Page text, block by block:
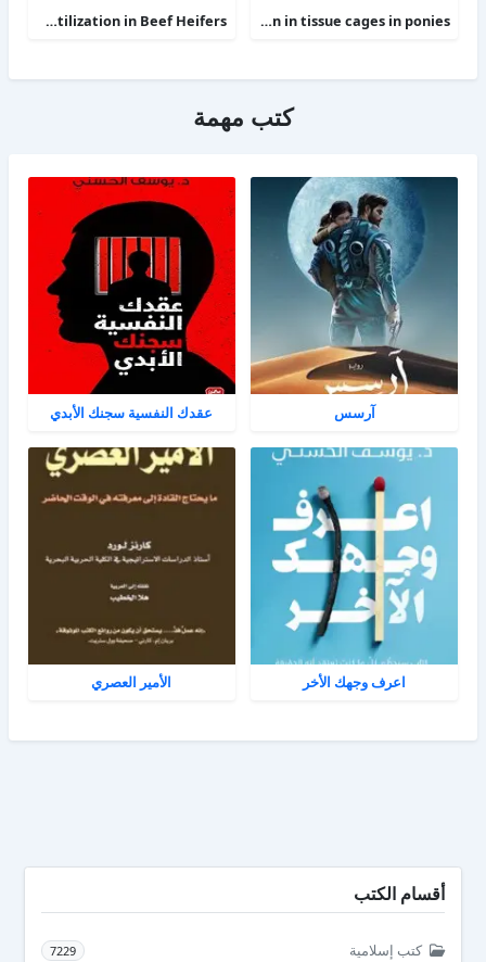
Clinical efficacy of intravenous administration of marbofloxacin in a Staphylococcus aureus infection in tissue cages in ponies
Phosphorus Deficiency Metabolism and Food Utilization in Beef Heifers
كتب مهمة
آرسس عقدك النفسية سجنك الأبدي
اعرف وجهك الأخر الأمير العصري
أقسام الكتب
كتب إسلامية 7229